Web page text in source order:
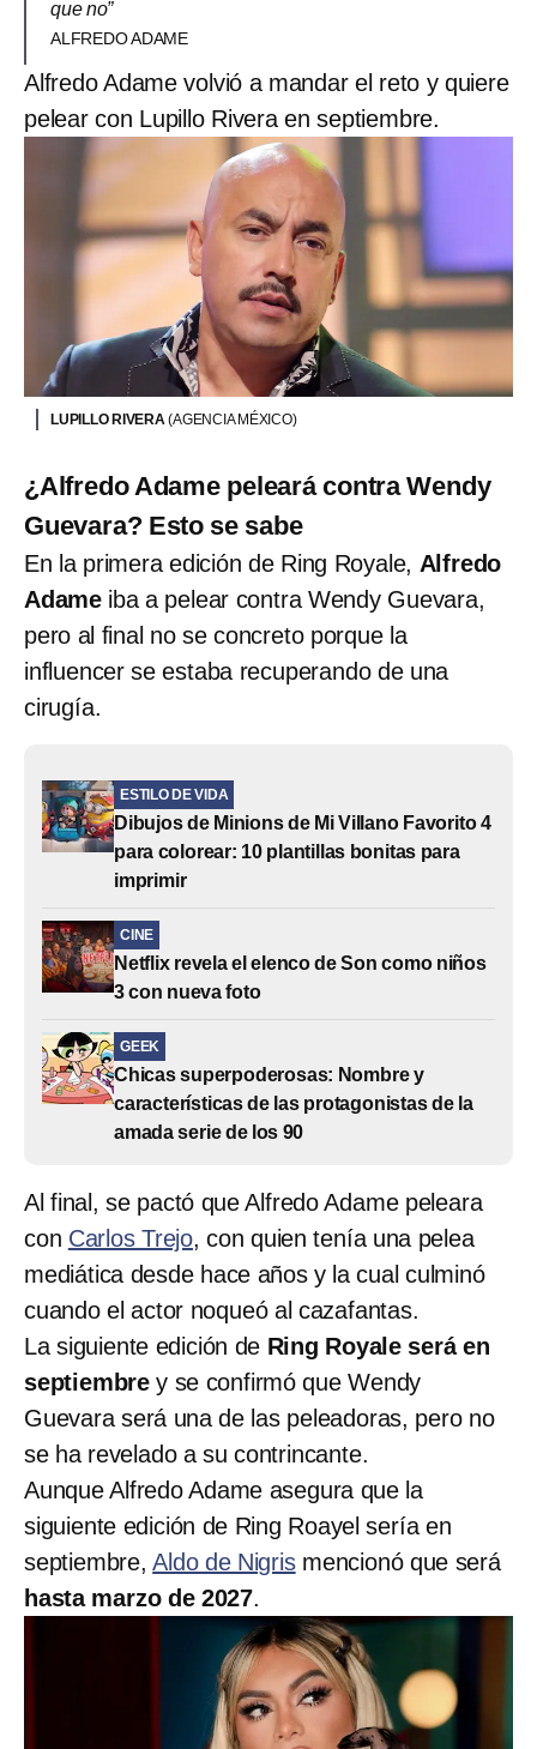
que no”
ALFREDO ADAME
Alfredo Adame volvió a mandar el reto y quiere
pelear con Lupillo Rivera en septiembre.
LUPILLO RIVERA(AGENCIA MÉXICO)
¿Alfredo Adame peleará contra Wendy
Guevara? Esto se sabe
En la primera edición de Ring Royale, Alfredo
Adame iba a pelear contra Wendy Guevara,
pero al final no se concreto porque la
influencer se estaba recuperando de una
cirugía.
ESTILO DE VIDA
Dibujos de Minions de Mi Villano Favorito 4
para colorear: 10 plantillas bonitas para
imprimir
CINE
Netflix revela el elenco de Son como niños
3 con nueva foto
GEEK
Chicas superpoderosas: Nombre y
características de las protagonistas de la
amada serie de los 90
Al final, se pactó que Alfredo Adame peleara
con Carlos Trejo, con quien tenía una pelea
mediática desde hace años y la cual culminó
cuando el actor noqueó al cazafantas.
La siguiente edición de Ring Royale será en
septiembre y se confirmó que Wendy
Guevara será una de las peleadoras, pero no
se ha revelado a su contrincante.
Aunque Alfredo Adame asegura que la
siguiente edición de Ring Roayel sería en
septiembre,Aldo de Nigrismencionó que será
hasta marzo de 2027.